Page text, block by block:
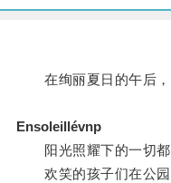
在绚丽夏日的午后，
Ensoleillévnp
阳光照耀下的一切都
欢笑的孩子们在公园